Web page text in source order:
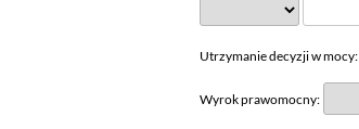
Utrzymanie decyzji w mocy:
Wyrok prawomocny: